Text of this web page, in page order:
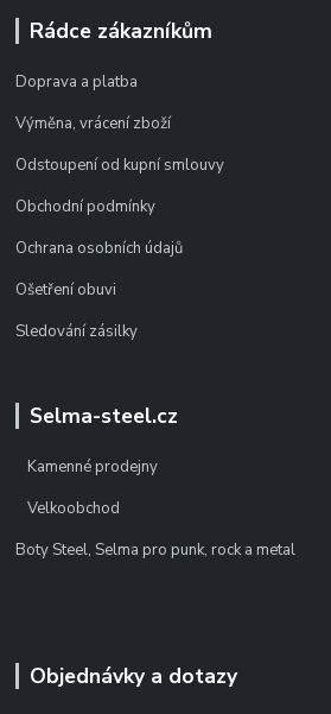
Rádce zákazníkům
Doprava a platba
Výměna, vrácení zboží
Odstoupení od kupní smlouvy
Obchodní podmínky
Ochrana osobních údajů
Ošetření obuvi
Sledování zásilky
Selma-steel.cz
Kamenné prodejny
Velkoobchod
Boty Steel, Selma pro punk, rock a metal
Objednávky a dotazy